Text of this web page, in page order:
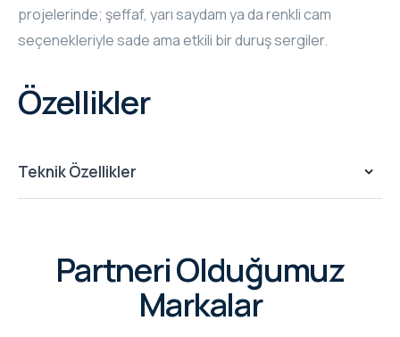
projelerinde; şeffaf, yarı saydam ya da renkli cam
seçenekleriyle sade ama etkili bir duruş sergiler.
Özellikler
Teknik Özellikler
Partneri Olduğumuz
Markalar